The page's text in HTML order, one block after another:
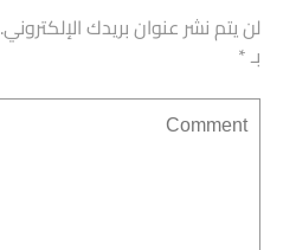
لن يتم نشر عنوان بريدك الإلكتروني.
بـ*